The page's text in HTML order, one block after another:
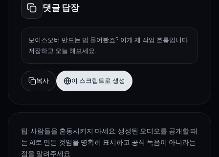
댓글 답장
보이스오버 만드는 법 물어봤죠? 이게 제 작업 흐름입니다.
저장하고 오늘 해보세요.
복사 이 스크립트로 생성
팁: 사람들을 혼동시키지 마세요. 생성된 오디오를 공개할 때
는 AI로 만든 것임을 명확히 표시하고 공식 녹음이 아니라는
점을 알려주세요.